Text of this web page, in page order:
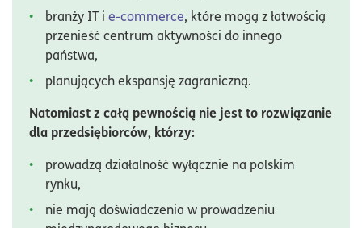
branży IT i e-commerce, które mogą z łatwością
przenieść centrum aktywności do innego
państwa,
planujących ekspansję zagraniczną.
Natomiast z całą pewnością nie jest to rozwiązanie
dla przedsiębiorców, którzy:
prowadzą działalność wyłącznie na polskim
rynku,
nie mają doświadczenia w prowadzeniu